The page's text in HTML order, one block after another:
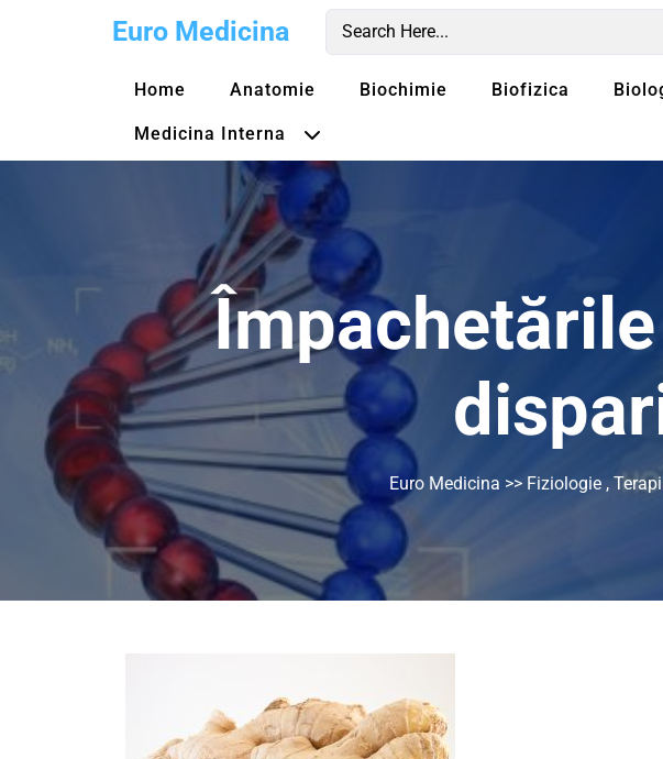
Euro Medicina
Home Anatomie Biochimie Biofizica
Medicina Interna
Euro Medicina >> Fiziologie ,